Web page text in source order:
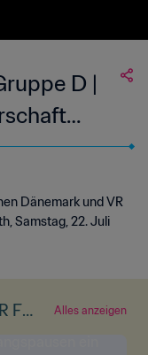
D |
2023™ |
Dänemark und VR
Samstag, 22. Juli
FR
Alles anzeigen